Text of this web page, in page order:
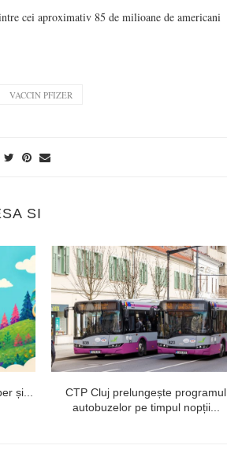
cei aproximativ 85 de milioane de americani
VACCIN PFIZER
SI
și...
CTP Cluj prelungește programul
autobuzelor pe timpul nopții...